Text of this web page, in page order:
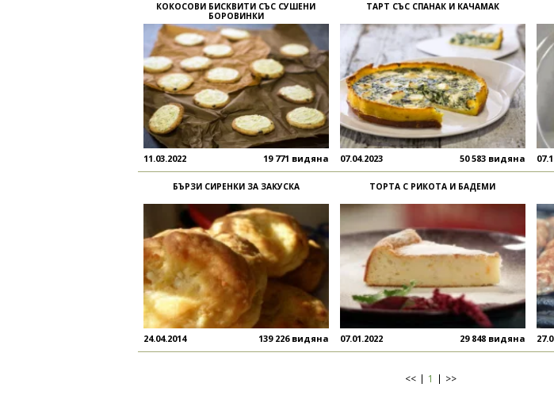
КОКОСОВИ БИСКВИТИ СЪС СУШЕНИ
БОРОВИНКИ
11.03.2022 19 771 видяна
ТАРТ СЪС СПАНАК И КАЧАМАК
07.04.2023 50 583 видяна
БЪРЗИ СИРЕНКИ ЗА ЗАКУСКА
24.04.2014 139 226 видяна
ТОРТА С РИКОТА И БАДЕМИ
07.01.2022 29 848 видяна
<< 1 >>